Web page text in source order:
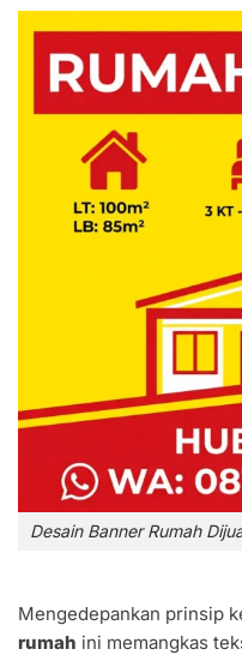
Desain Banner Rumah
Mengedepankan prinsip
rumah ini memangkas